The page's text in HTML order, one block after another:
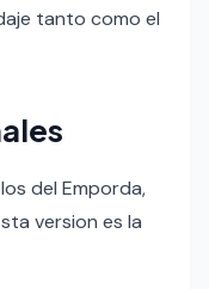
tanto como el
del Emporda,
version es la